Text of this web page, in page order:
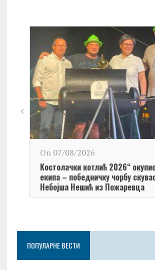
On 07/08/2026
Kостолачки котлић 2026“
екипа – победничку чорбу
Небојша Нешић из Пожаревца
ПОПУЛАРНЕ ВЕСТИ